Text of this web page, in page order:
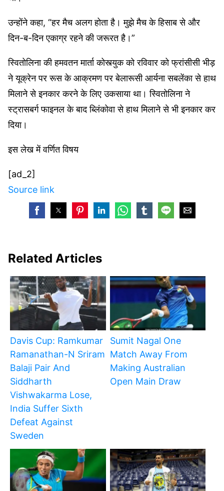
उन्होंने कहा, “हर मैच अलग होता है। मुझे मैच के हिसाब से और
दिन-ब-दिन एकाग्र रहने की जरूरत है।”
स्वितोलिना की हमवतन मार्ता कोस्त्युक को रविवार को फ्रांसीसी भीड़
ने यूक्रेन पर रूस के आक्रमण पर बेलारूसी आर्यना सबलेंका से हाथ
मिलाने से इनकार करने के लिए उकसाया था। स्वितोलिना ने
स्ट्रासबर्ग फाइनल के बाद ब्लिंकोवा से हाथ मिलाने से भी इनकार कर
दिया।
इस लेख में वर्णित विषय
[ad_2]
Source link
Related Articles
Davis Cup: Ramkumar
Ramanathan-N Sriram
Balaji Pair And
Siddharth
Vishwakarma Lose,
India Suffer Sixth
Defeat Against
Sweden
Sumit Nagal One
Match Away From
Making Australian
Open Main Draw